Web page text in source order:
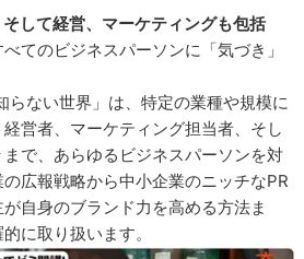
して経営、マーケティングも包括
てのビジネスパーソンに「気づき」
らない世界」は、特定の業種や規模に
営者、マーケティング担当者、そし
で、あらゆるビジネスパーソンを対
広報戦略から中小企業のニッチなPR
自身のブランド力を高める方法ま
に取り扱います。